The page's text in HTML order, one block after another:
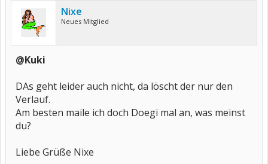
Nixe
Neues Mitglied
@Kuki
DAs geht leider auch nicht, da löscht der nur den
Verlauf.
Am besten maile ich doch Doegi mal an, was meinst
du?
Liebe Grüße Nixe